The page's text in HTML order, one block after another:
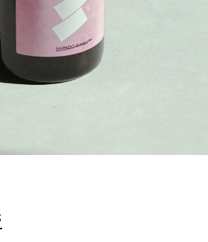
SHOP
JA|EN